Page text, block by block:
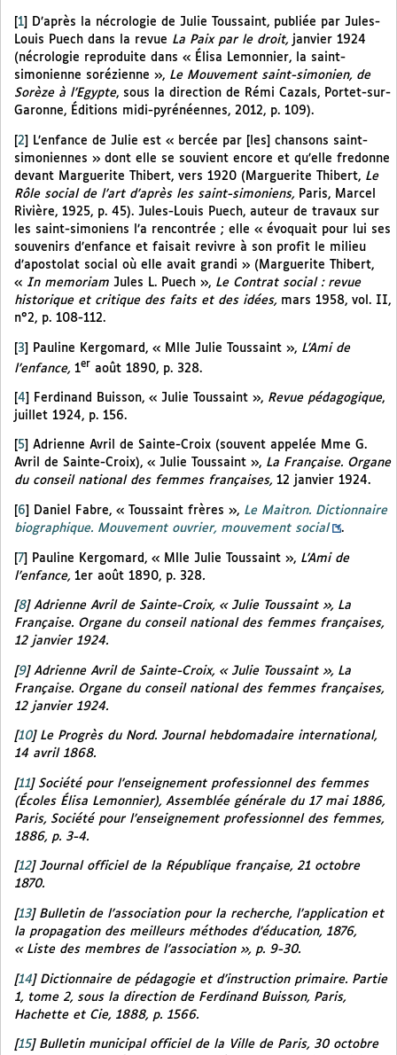
1
D’après la nécrologie de Julie Toussaint, publiée par Jules-
Louis Puech dans la revue La Paix par le droit, janvier 1924
(nécrologie reproduite dans « Élisa Lemonnier, la saint-
simonienne sorézienne », Le Mouvement saint-simonien, de
Sorèze à l’Egypte, sous la direction de Rémi Cazals, Portet-sur-
Garonne, Éditions midi-pyrénéennes, 2012, p. 109).
2
L’enfance de Julie est « bercée par [les] chansons saint-
simoniennes » dont elle se souvient encore et qu’elle fredonne
devant Marguerite Thibert, vers 1920 (Marguerite Thibert, Le
Rôle social de l’art d’après les saint-simoniens, Paris, Marcel
Rivière, 1925, p. 45). Jules-Louis Puech, auteur de travaux sur
les saint-simoniens l’a rencontrée ; elle « évoquait pour lui ses
souvenirs d’enfance et faisait revivre à son profit le milieu
d’apostolat social où elle avait grandi » (Marguerite Thibert,
« In memoriam Jules L. Puech », Le Contrat social : revue
historique et critique des faits et des idées, mars 1958, vol. II,
n°2, p. 108-112.
[3] Pauline Kergomard, « Mlle Julie Toussaint », L’Ami de
l’enfance, 1er août 1890, p. 328.
[4] Ferdinand Buisson, « Julie Toussaint », Revue pédagogique,
juillet 1924, p. 156.
5
Adrienne Avril de Sainte-Croix (souvent appelée Mme G.
Avril de Sainte-Croix), « Julie Toussaint », La Française. Organe
du conseil national des femmes françaises, 12 janvier 1924.
6 Daniel Fabre, « Toussaint frères », Le Maitron. Dictionnaire
biographique. Mouvement ouvrier, mouvement social
.
[7] Pauline Kergomard, « Mlle Julie Toussaint », L’Ami de
l’enfance, 1er août 1890, p. 328.
[8] Adrienne Avril de Sainte-Croix, « Julie Toussaint », La
Française. Organe du conseil national des femmes françaises,
12 janvier 1924.
[9] Adrienne Avril de Sainte-Croix, « Julie Toussaint », La
Française. Organe du conseil national des femmes françaises,
12 janvier 1924.
[10] Le Progrès du Nord. Journal hebdomadaire international,
14 avril 1868.
[11] Société pour l’enseignement professionnel des femmes
(Écoles Élisa Lemonnier), Assemblée générale du 17 mai 1886,
Paris, Société pour l’enseignement professionnel des femmes,
1886, p. 3-4.
[12] Journal officiel de la République française, 21 octobre
1870.
[13] Bulletin de l’association pour la recherche, l’application et
la propagation des meilleurs méthodes d’éducation, 1876,
« Liste des membres de l’association », p. 9-30.
[14] Dictionnaire de pédagogie et d’instruction primaire. Partie
1, tome 2, sous la direction de Ferdinand Buisson, Paris,
Hachette et Cie, 1888, p. 1566.
[15] Bulletin municipal officiel de la Ville de Paris, 30 octobre